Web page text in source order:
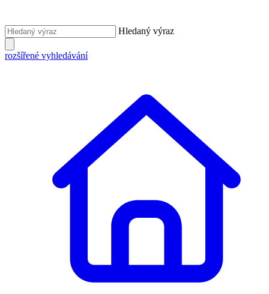
Hledaný výraz
rozšířené vyhledávání